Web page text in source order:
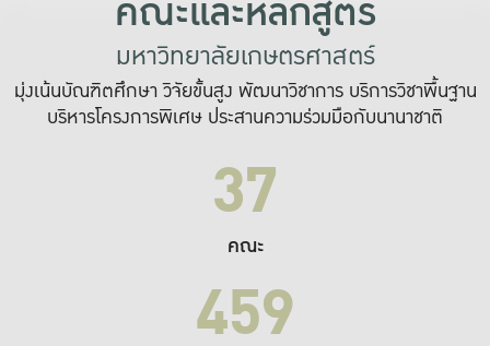
คณะและหลักสูตร
มหาวิทยาลัยเกษตรศาสตร์
มุ่งเน้นบัณฑิตศึกษา วิจัยขั้นสูง พัฒนาวิชาการ บริการวิชาพื้นฐาน
บริหารโครงการพิเศษ ประสานความร่วมมือกับนานาชาติ
37
คณะ
459